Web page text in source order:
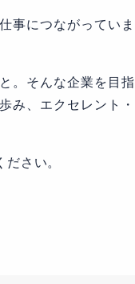
事につながっていま
。そんな企業を目指
み、エクセレント・
さい。